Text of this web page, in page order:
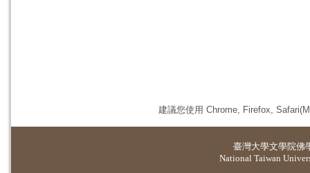
建議您使用 Chrome, Firefox,
臺灣大學文學院佛
National Taiwan